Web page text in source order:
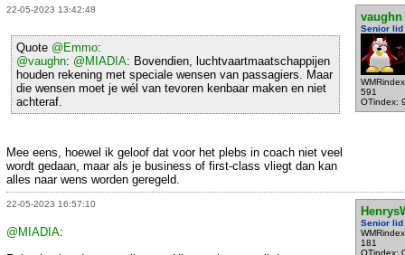
22-05-2023 13:42:48
vaughn
Senior lid
591
OTindex:
Quote @Emmo:
@vaughn: @MIADIA: Bovendien, luchtvaartmaatschappijen
houden rekening met speciale wensen van passagiers. Maar
die wensen moet je wél van tevoren kenbaar maken en niet
achteraf.
Mee eens, hoewel ik geloof dat voor het plebs in coach niet veel
wordt gedaan, maar als je business of first-class vliegt dan kan
alles naar wens worden geregeld.
22-05-2023 16:57:10
Senior lid
181
OTindex:
@MIADIA: